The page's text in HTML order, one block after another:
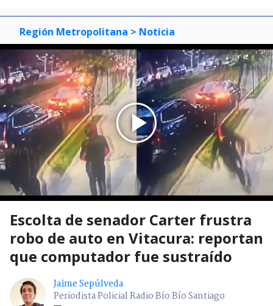
Región Metropolitana > Noticia
Escolta de senador Carter frustra
robo de auto en Vitacura: reportan
que computador fue sustraído
Jaime Sepúlveda
Periodista Policial Radio Bío Bío Santiago